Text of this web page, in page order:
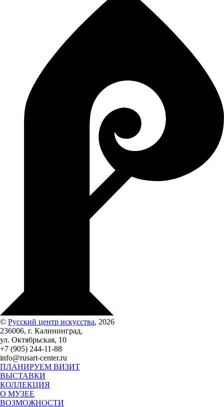
© Русский центр искусства, 2026
236006, г. Калининград,
ул. Октябрьская, 10
+7 (905) 244-11-88
info@rusart-center.ru
ПЛАНИРУЕМ ВИЗИТ
ВЫСТАВКИ
КОЛЛЕКЦИЯ
О МУЗЕЕ
ВОЗМОЖНОСТИ